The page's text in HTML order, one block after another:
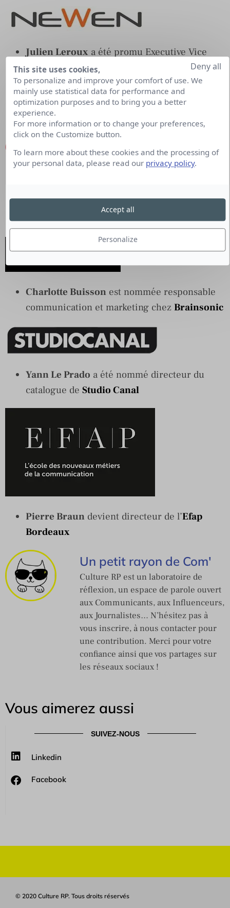
Julien Leroux a été promu Executive Vice
President, sales & content dévelopment de
Newen Distribution UK, nouvelle filiale du
groupe Newen
conseil en communication digitale
Charlotte Buisson est nommée responsable
communication et marketing chez Brainsonic
Yann Le Prado a été nommé directeur du
catalogue de Studio Canal
Pierre Braun devient directeur de l’Efap
Bordeaux
Un petit rayon de Com'
Culture RP est un laboratoire de
réflexion, un espace de parole ouvert
aux Communicants, aux Influenceurs,
aux Journalistes… N’hésitez pas à
vous inscrire, à nous contacter pour
une contribution. Merci pour votre
confiance ainsi que vos partages sur
les réseaux sociaux !
Vous aimerez aussi
SUIVEZ-NOUS
Linkedin
Facebook
© 2020 Culture RP. Tous droits réservés
This site uses cookies,
To personalize and improve your comfort of use. We
mainly use statistical data for performance and
optimization purposes and to bring you a better
experience.
For more information or to change your preferences,
click on the Customize button.
To learn more about these cookies and the processing of
your personal data, please read our privacy policy.
Personalize
Deny all
Accept all